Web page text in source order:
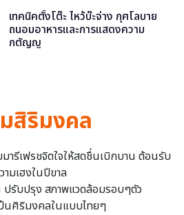
เทคนิคตั้งโต๊ะ ไหว้บ๊ะจ่าง กุศโลบาย
ถนอมอาหารและการแสดงความ
กตัญญู
สิริมงคล
ารีเฟรชจิตใจให้สดชื่นเบิกบาน ต้อนรับ
ามเฮงในปีขาล
ปรับปรุง สภาพแวดล้อมรอบๆตัว
นศิริมงคลในแบบไทยๆ